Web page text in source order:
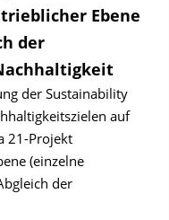
Ebene
der
der Sustainability
auf
21-Projekt
(einzelne
der